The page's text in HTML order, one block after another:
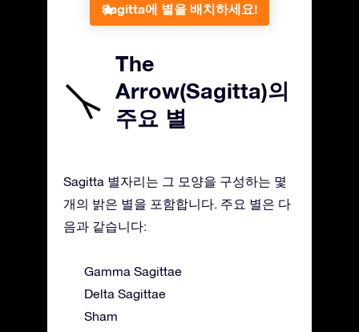
Sagitta에 별을 배치하세요!
The
Arrow(Sagitta)의
주요 별
Sagitta 별자리는 그 모양을 구성하는 몇
개의 밝은 별을 포함합니다. 주요 별은 다
음과 같습니다:
Gamma Sagittae
Delta Sagittae
Sham